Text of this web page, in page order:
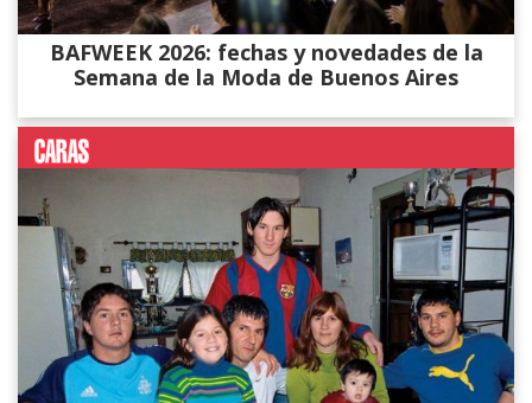
BAFWEEK 2026: fechas y novedades de la
Semana de la Moda de Buenos Aires